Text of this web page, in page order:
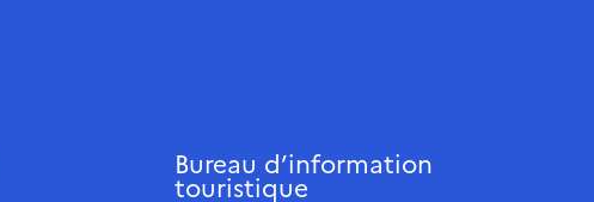
Bureau d’information
touristique